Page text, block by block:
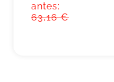
antes:
63,16 €